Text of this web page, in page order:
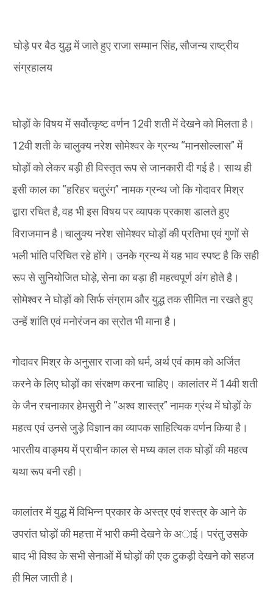
घोड़े पर बैठ युद्ध में जाते हुए राजा सम्मान सिंह, सौजन्य राष्ट्रीय
संग्रहालय
घोड़ों के विषय में सर्वोत्कृष्ट वर्णन 12वी शती में देखने को मिलता है।
12वी शती के चालुक्य नरेश सोमेश्वर के ग्रन्थ “मानसोल्लास” में
घोड़ों को लेकर बड़ी ही विस्तृत रूप से जानकारी दी गई है। साथ ही
इसी काल का “हरिहर चतुरंग” नामक ग्रन्थ जो कि गोदावर मिश्र
द्वारा रचित है, वह भी इस विषय पर व्यापक प्रकाश डालते हुए
विराजमान है।चालुक्य नरेश सोमेश्वर घोड़ों की प्रतिभा एवं गुणों से
भली भांति परिचित रहे होंगे। उनके ग्रन्थ में यह भाव स्पष्ट है कि सही
रूप से सुनियोजित घोड़े, सेना का बड़ा ही महत्वपूर्ण अंग होते है।
सोमेश्वर ने घोड़ों को सिर्फ संग्राम और युद्ध तक सीमित ना रखते हुए
उन्हें शांति एवं मनोरंजन का स्रोत भी माना है।
गोदावर मिश्र के अनुसार राजा को धर्म, अर्थ एवं काम को अर्जित
करने के लिए घोड़ों का संरक्षण करना चाहिए। कालांतर में 14वी शती
के जैन रचनाकार हेमसुरी ने “अश्व शास्त्र” नामक ग्रंथ में घोड़ों के
महत्व एवं उनसे जुड़े विज्ञान का व्यापक साहित्यिक वर्णन किया है।
भारतीय वाङ्मय में प्राचीन काल से मध्य काल तक घोड़ों की महत्व
यथा रूप बनी रही।
कालांतर में युद्ध में विभिन्न प्रकार के अस्त्र एवं शस्त्र के आने के
उपरांत घोड़ों की महत्ता में भारी कमी देखने के अाई। परंतु उसके
बाद भी विश्व के सभी सेनाओं में घोड़ों की एक टुकड़ी देखने को सहज
ही मिल जाती है।